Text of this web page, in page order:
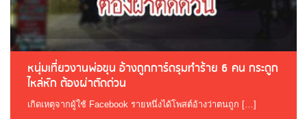
หนุ่มเที่ยวงานพ่อขุน อ้างถูกการ์ดรุมทำร้าย 6 คน กระดูก
ไหล่หัก ต้องผ่าตัดด่วน
เกิดเหตุจากผู้ใช้ Facebook รายหนึ่งได้โพสต์อ้างว่าตนถูก […]